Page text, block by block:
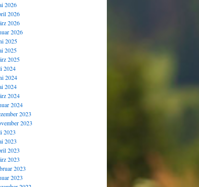
2026
2026
2026
2026
2025
2025
2025
2024
2024
2024
2024
2024
2023
2023
2023
2023
2023
2023
2023
2023